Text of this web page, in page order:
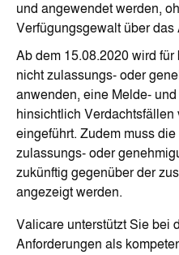
und angewendet werden,
Verfügungsgewalt über
Ab dem 15.08.2020 wird
nicht zulassungs- oder
anwenden, eine Melde-
hinsichtlich
eingeführt. Zudem muss
zulassungs- oder
zukünftig gegenüber der
angezeigt werden.
Valicare unterstützt Sie bei
Anforderungen als